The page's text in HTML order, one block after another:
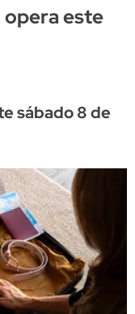
opera este
sábado 8 de